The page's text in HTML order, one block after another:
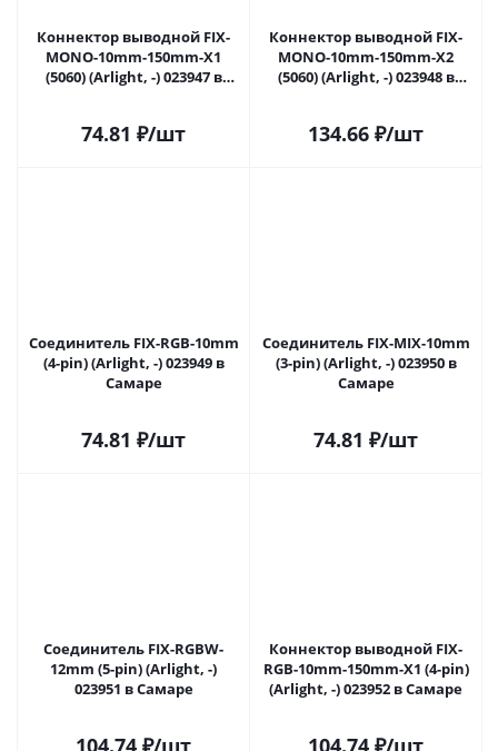
Коннектор выводной FIX-
MONO-10mm-150mm-X1
(5060) (Arlight, -) 023947 в
74.81 ₽/шт
Коннектор выводной FIX-
MONO-10mm-150mm-X2
(5060) (Arlight, -) 023948 в
134.66 ₽/шт
Соединитель FIX-RGB-10mm
(4-pin) (Arlight, -) 023949 в
Самаре
74.81 ₽/шт
Соединитель FIX-MIX-10mm
(3-pin) (Arlight, -) 023950 в
Самаре
74.81 ₽/шт
Соединитель FIX-RGBW-
12mm (5-pin) (Arlight, -)
023951 в Самаре
104.74 ₽/шт
Коннектор выводной FIX-
RGB-10mm-150mm-X1 (4-pin)
(Arlight, -) 023952 в Самаре
104.74 ₽/шт